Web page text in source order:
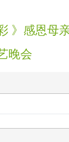
《蜗牛与
曲《学习
奏《小小
啊故乡》
尚风
》感恩母
晚会